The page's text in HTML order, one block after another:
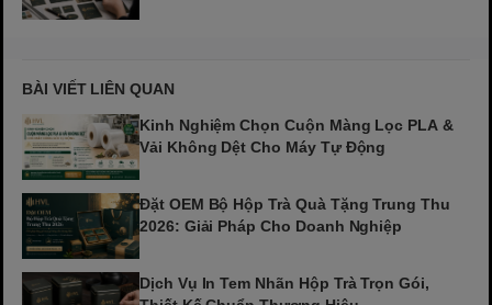
BÀI VIẾT LIÊN QUAN
Kinh Nghiệm Chọn Cuộn Màng Lọc PLA &
Vải Không Dệt Cho Máy Tự Động
Đặt OEM Bộ Hộp Trà Quà Tặng Trung Thu
2026: Giải Pháp Cho Doanh Nghiệp
Dịch Vụ In Tem Nhãn Hộp Trà Trọn Gói,